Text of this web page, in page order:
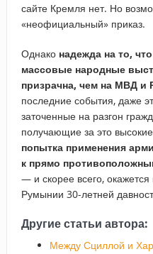
сайте Кремля нет. Но
«неофициальный» приказ.
Однако надежда на то,
массовые народные
призрачна, чем на МВД и
последние события, даже
заточенные на разгон
получающие за это
попытка применения
к прямо
— и скорее всего,
Румынии 30-летней
Другие статьи автора:
Между Сциллой и